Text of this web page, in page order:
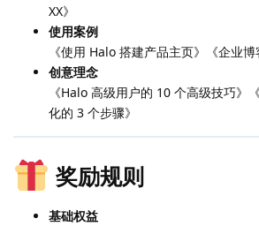
XX》
使用案例
《使用 Halo 搭建产品主页》《企业博
创意理念
《Halo 高级用户的 10 个高级技巧》
化的 3 个步骤》
奖励规则
基础权益